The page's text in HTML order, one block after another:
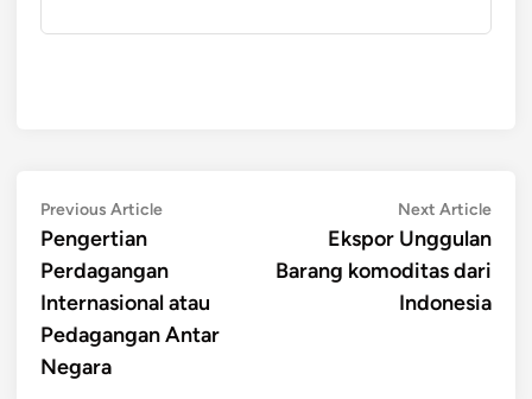
Post
navigation
Previous ArticlePrevious
Pengertian
Perdagangan
Internasional atau
Pedagangan Antar
Negara
Next ArticleNext
Ekspor Unggulan
Barang komoditas dari
Indonesia